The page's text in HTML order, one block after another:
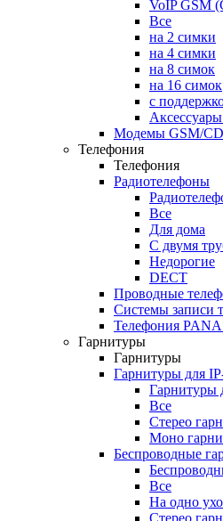
VoIP GSM
Все
на 2 симки
на 4 симки
на 8 симок
на 16 симок
с
Модемы GSM/
Телефония
Телефония
Радиотелефоны
Все
Для дома
С двумя
Недорогие
DECT
Проводные
Системы записи
Телефония
Гарнитуры
Гарнитуры
Гарнитуры для
Гарнитуры
Все
Стерео
Моно
Беспроводные
Все
На одно ухо
Стерео